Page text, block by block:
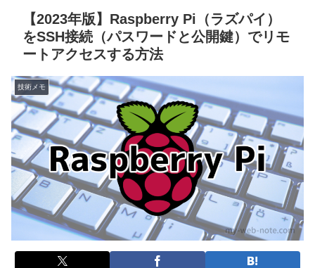
【2023年版】Raspberry Pi（ラズパイ）
をSSH接続（パスワードと公開鍵）でリモ
ートアクセスする方法
技術メモ